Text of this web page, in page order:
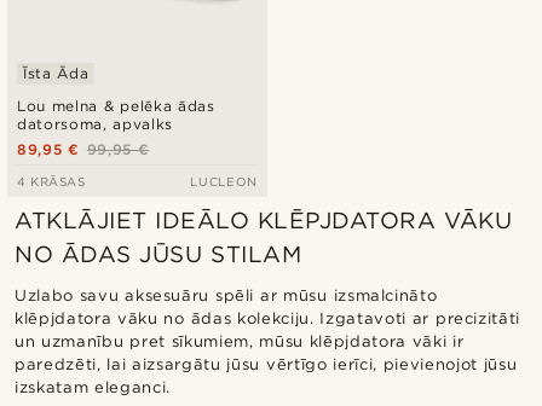
Lou melna & pelēka ādas
datorsoma, apvalks
Īsta Āda
99,95 €
89,95 €
4 KRĀSAS LUCLEON
ATKLĀJIET IDEĀLO KLĒPJDATORA VĀKU
NO ĀDAS JŪSU STILAM
Uzlabo savu aksesuāru spēli ar mūsu izsmalcināto
klēpjdatora vāku no ādas kolekciju. Izgatavoti ar precizitāti
un uzmanību pret sīkumiem, mūsu klēpjdatora vāki ir
paredzēti, lai aizsargātu jūsu vērtīgo ierīci, pievienojot jūsu
izskatam eleganci.